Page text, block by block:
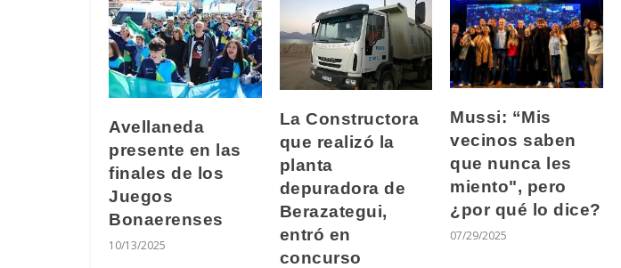
Avellaneda
presente en las
finales de los
Juegos
Bonaerenses
10/13/2025
La Constructora
que realizó la
planta
depuradora de
Berazategui,
entró en
concurso
Mussi: “Mis
vecinos saben
que nunca les
miento", pero
¿por qué lo dice?
07/29/2025